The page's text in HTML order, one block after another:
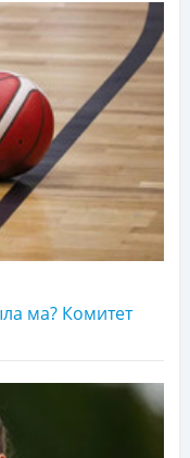
ма? Комитет